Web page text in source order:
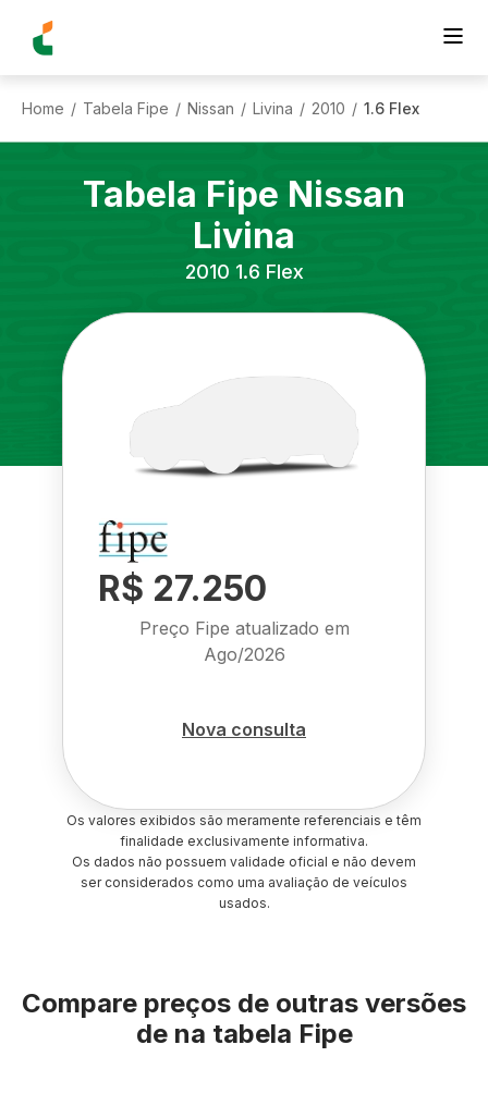
Home / Tabela Fipe / Nissan / Livina / 2010 / 1.6 Flex
Tabela Fipe Nissan
Livina
2010 1.6 Flex
R$ 27.250
Preço Fipe atualizado em
Ago/2026
Nova consulta
Os valores exibidos são meramente referenciais e têm
finalidade exclusivamente informativa.
Os dados não possuem validade oficial e não devem
ser considerados como uma avaliação de veículos
usados.
Compare preços de outras versões
de na tabela Fipe